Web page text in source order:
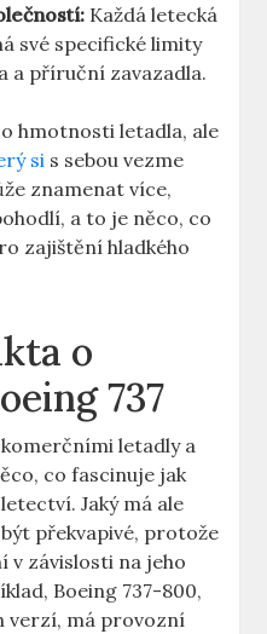
Každá ‌letecká
své specifické limity
a příruční zavazadla.
hmotnosti⁢ letadla, ale⁤
si s sebou vezme
znamenat více,
a⁢ to je něco, ⁤co
zajištění hladkého
o
737
komerčními letadly a⁤
co fascinuje jak
Jaký má ale
překvapivé, protože‍
v závislosti na jeho
Boeing⁣ 737-800,‌
verzí, má provozní